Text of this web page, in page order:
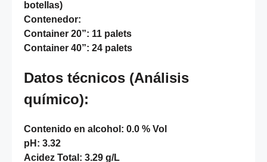
botellas)
Contenedor:
Container 20”: 11 palets
Container 40”: 24 palets
Datos técnicos (Análisis
químico):
Contenido en alcohol: 0.0 % Vol
pH: 3.32
Acidez Total: 3.29 g/L